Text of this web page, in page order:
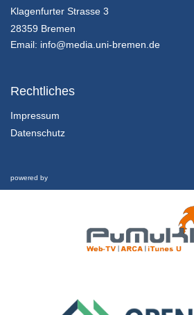
Innovation in Zahlen
Klagenfurter Strasse 3
28359 Bremen
Email: info@media.uni-bremen.de
Rechtliches
Impressum
Datenschutz
powered by